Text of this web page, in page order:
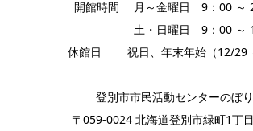
開館時間 月～金曜日 9：00 ～
土・日曜日 9：00 ～
休館日 祝日、年末年始（12/29
登別市市民活動センターのぼ
〒059-0024 北海道登別市緑町1丁